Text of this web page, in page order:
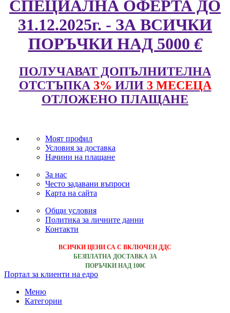
СПЕЦИАЛНА ОФЕРТА ДО
31.12.2025г. - ЗА ВСИЧКИ
ПОРЪЧКИ НАД 5000 €
ПОЛУЧАВАТ ДОПЪЛНИТЕЛНА
ОТСТЪПКА 3% ИЛИ 3 МЕСЕЦА
ОТЛОЖЕНО ПЛАЩАНЕ
Моят профил
Условия за доставка
Начини на плащане
За нас
Често задавани въпроси
Карта на сайта
Общи условия
Политика за личните данни
Контакти
ВСИЧКИ ЦЕНИ СА С ВКЛЮЧЕН ДДС
БЕЗПЛАТНА ДОСТАВКА ЗА
ПОРЪЧКИ НАД 100€
Портал за клиенти на едро
Меню
Категории